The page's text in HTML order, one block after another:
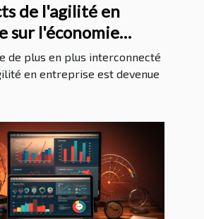
de l'agilité en
sur l'économie
de plus en plus interconnecté
en entreprise est devenue